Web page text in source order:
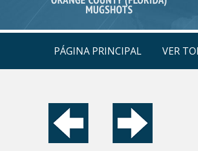
PÁGINA PRINCIPAL VER